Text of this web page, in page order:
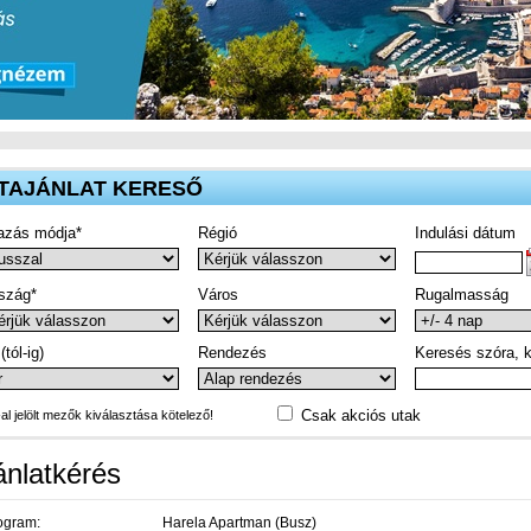
KERESŐ
módja* Régió Indulási dátum
Város Rugalmasság
ig) Rendezés Keresés szóra,
al jelölt mezők kiválasztása kötelező! Csak akciós utak
Harela Apartman (Busz)